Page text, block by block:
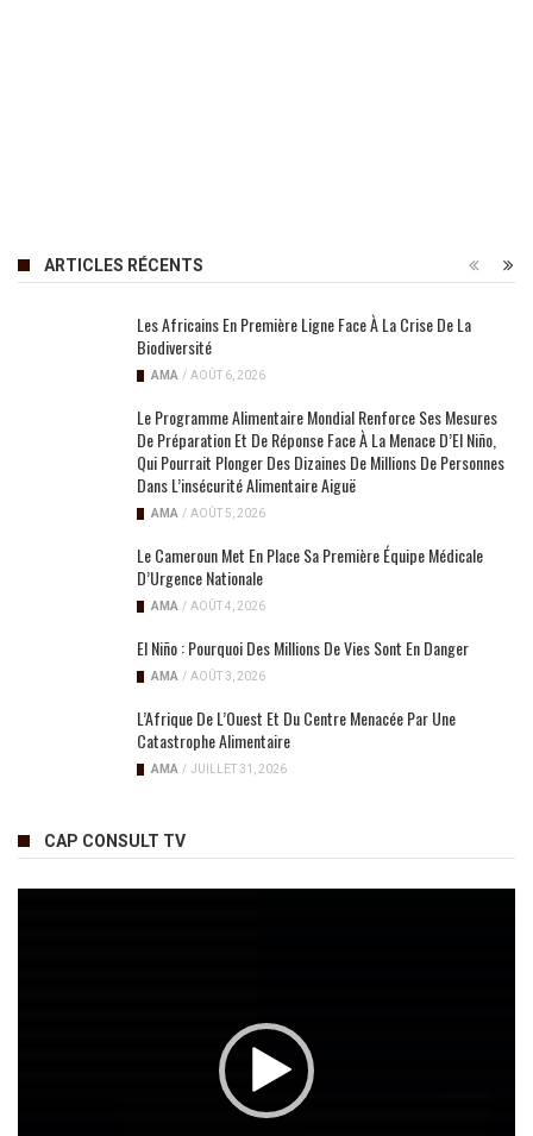
ARTICLES RÉCENTS
Les Africains En Première Ligne Face À La Crise De La
Biodiversité
AMA / AOÛT 6, 2026
Le Programme Alimentaire Mondial Renforce Ses Mesures
De Préparation Et De Réponse Face À La Menace D’El Niño,
Qui Pourrait Plonger Des Dizaines De Millions De Personnes
Dans L’insécurité Alimentaire Aiguë
AMA / AOÛT 5, 2026
Le Cameroun Met En Place Sa Première Équipe Médicale
D’Urgence Nationale
AMA / AOÛT 4, 2026
El Niño : Pourquoi Des Millions De Vies Sont En Danger
AMA / AOÛT 3, 2026
L’Afrique De L’Ouest Et Du Centre Menacée Par Une
Catastrophe Alimentaire
AMA / JUILLET 31, 2026
CAP CONSULT TV